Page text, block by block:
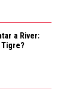
a River:
Tigre?